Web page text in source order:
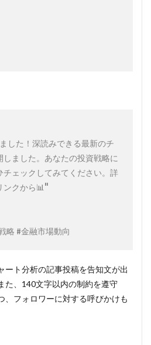
した！深読みできる最新のチ
しました。あなたの投資戦略に
チェックしてみてください。詳
ンクから📊"
略 #金融市場動向
ート分析の記事投稿を告知文が出
た、140文字以内の制約を遵守
、フォロワーに対する呼びかけも